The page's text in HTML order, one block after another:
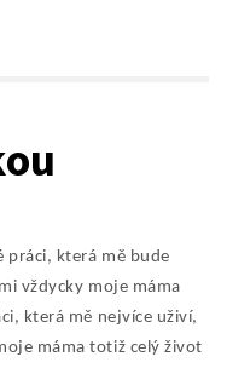
práci, která mě bude
vždycky moje máma
která mě nejvíce uživí,
máma totiž celý život